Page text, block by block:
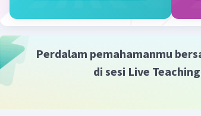
Perdalam pemahamanmu
di sesi Live